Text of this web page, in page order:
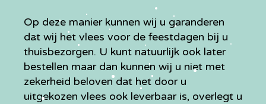
Op deze manier kunnen wij u garanderen
dat wij het vlees voor de feestdagen bij u
thuisbezorgen. U kunt natuurlijk ook later
bestellen maar dan kunnen wij u niet met
zekerheid beloven dat het door u
uitgekozen vlees ook leverbaar is, overlegt u